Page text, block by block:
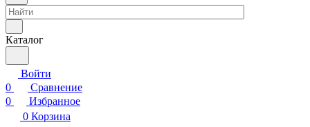
Каталог
Войти
0
Сравнение
0
Избранное
0 Корзина